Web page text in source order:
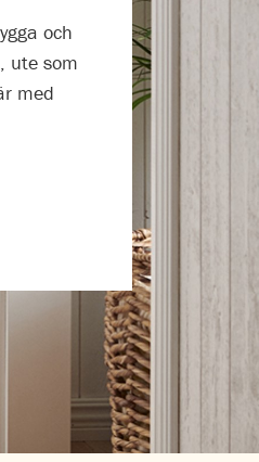
och
ute som
med